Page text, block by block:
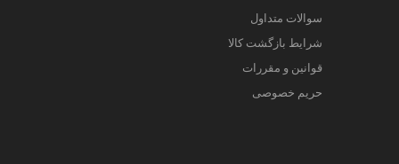
سوالات متداول
شرایط بازگشت کالا
قوانین و مقررات
حریم خصوصی